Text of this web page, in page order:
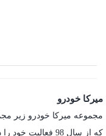
میرکا خودرو
مجموعه میرکا خودرو زیر
که از سال 98